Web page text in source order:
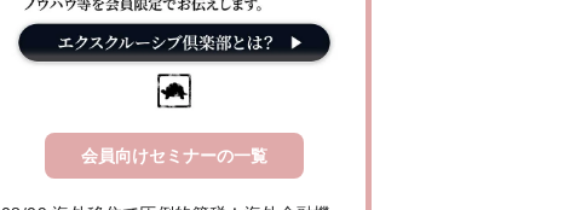
会員向けセミナーの一覧